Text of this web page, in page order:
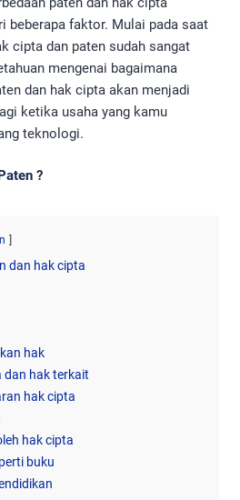
beberapa faktor. Mulai pada saat
cipta dan paten sudah sangat
mengenai bagaimana
dan hak cipta akan menjadi
ketika usaha yang kamu
teknologi.
?
dan hak cipta
hak
dan hak terkait
hak cipta
hak cipta
buku